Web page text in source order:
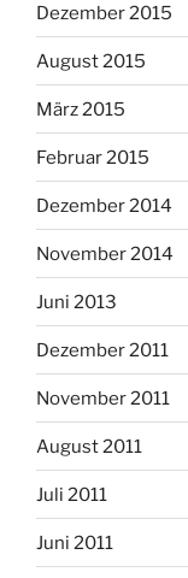
Dezember 2015
August 2015
März 2015
Februar 2015
Dezember 2014
November 2014
Juni 2013
Dezember 2011
November 2011
August 2011
Juli 2011
Juni 2011